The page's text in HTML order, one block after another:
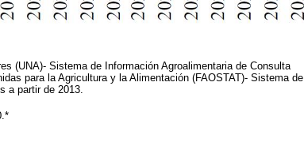
(UNA)- Sistema de Información Agroalimentaria de Consulta
para la Agricultura y la Alimentación (FAOSTAT)- Sistema de
a partir de 2013.